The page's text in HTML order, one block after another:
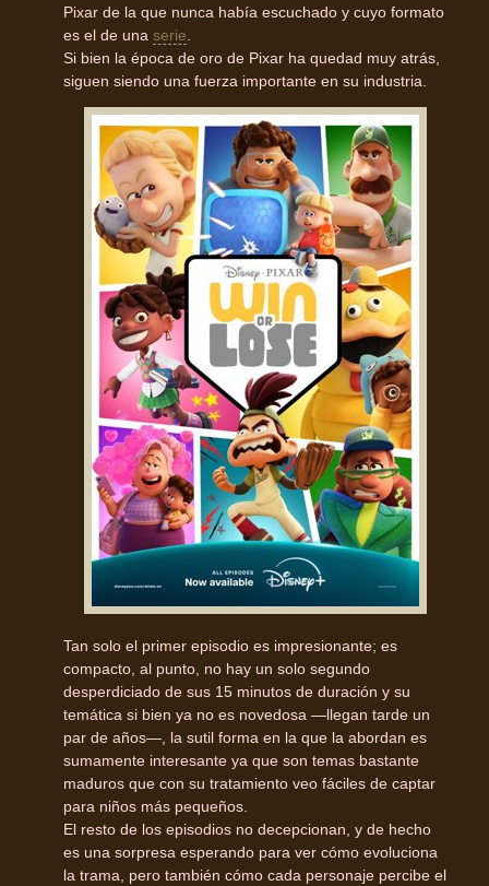
Pixar de la que nunca había escuchado y cuyo formato
es el de una serie.
Si bien la época de oro de Pixar ha quedad muy atrás,
siguen siendo una fuerza importante en su industria.
Tan solo el primer episodio es impresionante; es
compacto, al punto, no hay un solo segundo
desperdiciado de sus 15 minutos de duración y su
temática si bien ya no es novedosa —llegan tarde un
par de años—, la sutil forma en la que la abordan es
sumamente interesante ya que son temas bastante
maduros que con su tratamiento veo fáciles de captar
para niños más pequeños.
El resto de los episodios no decepcionan, y de hecho
es una sorpresa esperando para ver cómo evoluciona
la trama, pero también cómo cada personaje percibe el